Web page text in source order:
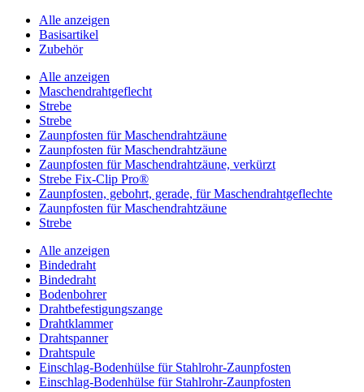
Alle anzeigen
Basisartikel
Zubehör
Alle anzeigen
Maschendrahtgeflecht
Strebe
Strebe
Zaunpfosten für Maschendrahtzäune
Zaunpfosten für Maschendrahtzäune
Zaunpfosten für Maschendrahtzäune, verkürzt
Strebe Fix-Clip Pro®
Zaunpfosten, gebohrt, gerade, für Maschendrahtgeflechte
Zaunpfosten für Maschendrahtzäune
Strebe
Alle anzeigen
Bindedraht
Bindedraht
Bodenbohrer
Drahtbefestigungszange
Drahtklammer
Drahtspanner
Drahtspule
Einschlag-Bodenhülse für Stahlrohr-Zaunpfosten
Einschlag-Bodenhülse für Stahlrohr-Zaunpfosten